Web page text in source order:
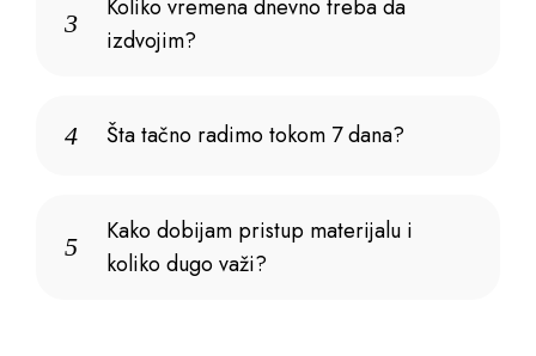
3
Koliko vremena dnevno treba da
izdvojim?
4 Šta tačno radimo tokom 7 dana?
5
Kako dobijam pristup materijalu i
koliko dugo važi?